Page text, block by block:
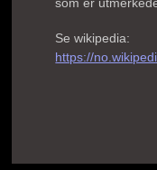
Se wikipedia:
https://